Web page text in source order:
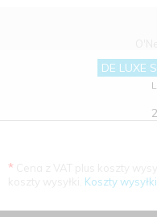
DE LUXE
*
Koszty wysyłki